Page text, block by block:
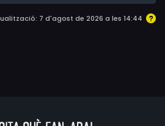
7 d'agost de 2026 a les 14:44